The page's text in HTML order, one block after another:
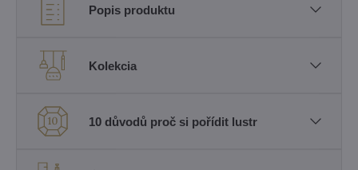
Popis produktu
Kolekcia
10 důvodů proč si pořídit lustr